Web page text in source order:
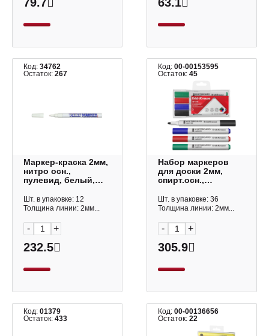
Код: 34762
Остаток: 267
Маркер-краска 2мм,
нитро осн.,
пулевид, белый,
лаковый "Slim"
SPM-05 MunHwa
Шт. в упаковке: 12
Толщина линии: 2мм...
- +
232.5
Код:00-00153595
Остаток:45
Набор маркеров
для доски 2мм,
спирт.осн.,
4шт W-170 13047
Erich Krause
Шт. в упаковке: 36
Толщина линии: 2мм...
- +
305.9
Код: 01379
Остаток: 433
Код:00-00136656
Остаток:22